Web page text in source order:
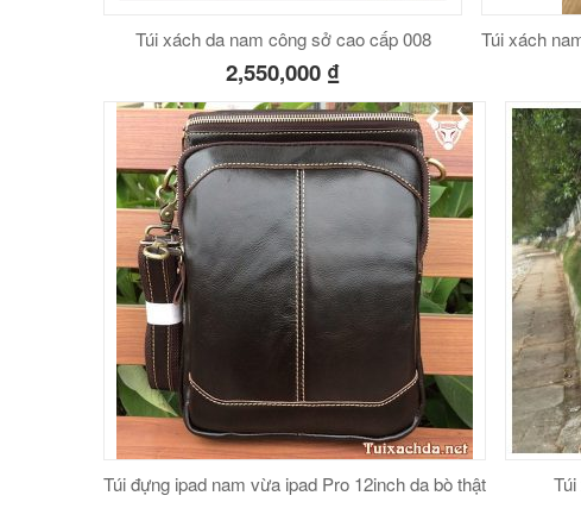
Túi xách da nam công sở cao cấp 008
2,550,000 ₫
Túi xách
Túi đựng ipad nam vừa ipad Pro 12inch da bò thật